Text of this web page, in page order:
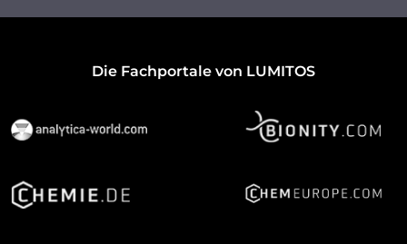
Die Fachportale von LUMITOS